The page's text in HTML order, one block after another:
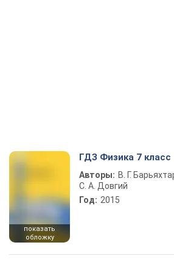
показать
обложку
ГДЗ Физика 7 класс
Авторы: В. Г.
С. А. Довгий
Год: 2015